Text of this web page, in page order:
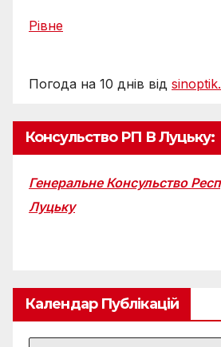
Рівне
Погода на 10 днів від
Консульство РП В Луцьку:
Генеральне Консульство
Луцьку
Календар Публікацій